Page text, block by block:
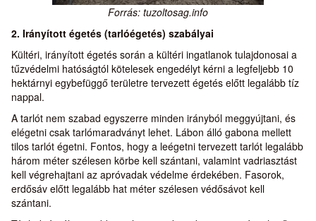
Forrás: tuzoltosag.info
2. Irányított égetés (tarlóégetés) szabályai
Kültéri, irányított égetés során a kültéri ingatlanok tulajdonosai a
tűzvédelmi hatóságtól kötelesek engedélyt kérni a legfeljebb 10
hektárnyi egybefüggő területre tervezett égetés előtt legalább tíz
nappal.
A tarlót nem szabad egyszerre minden irányból meggyújtani, és
elégetni csak tarlómaradványt lehet. Lábon álló gabona mellett
tilos tarlót égetni. Fontos, hogy a leégetni tervezett tarlót legalább
három méter szélesen körbe kell szántani, valamint vadriasztást
kell végrehajtani az apróvadak védelme érdekében. Fasorok,
erdősáv előtt legalább hat méter szélesen védősávot kell
szántani.